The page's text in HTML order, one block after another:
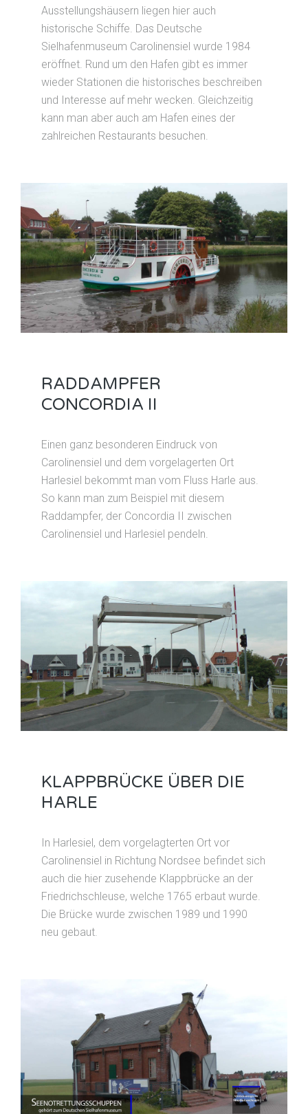
Ausstellungshäusern liegen hier auch
historische Schiffe. Das Deutsche
Sielhafenmuseum Carolinensiel wurde 1984
eröffnet. Rund um den Hafen gibt es immer
wieder Stationen die historisches beschreiben
und Interesse auf mehr wecken. Gleichzeitig
kann man aber auch am Hafen eines der
zahlreichen Restaurants besuchen.
RADDAMPFER
CONCORDIA II
Einen ganz besonderen Eindruck von
Carolinensiel und dem vorgelagerten Ort
Harlesiel bekommt man vom Fluss Harle aus.
So kann man zum Beispiel mit diesem
Raddampfer, der Concordia II zwischen
Carolinensiel und Harlesiel pendeln.
KLAPPBRÜCKE ÜBER DIE
HARLE
In Harlesiel, dem vorgelagterten Ort vor
Carolinensiel in Richtung Nordsee befindet sich
auch die hier zusehende Klappbrücke an der
Friedrichschleuse, welche 1765 erbaut wurde.
Die Brücke wurde zwischen 1989 und 1990
neu gebaut.